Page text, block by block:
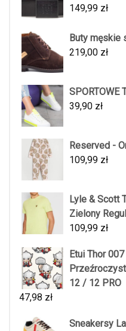
149,99 zł
Buty męskie
219,00 zł
SPORTOWE
39,90 zł
Reserved -
109,99 zł
Lyle & Scott
Zielony
109,99 zł
Etui Thor
12 / 12 PRO
47,98 zł
Sneakersy